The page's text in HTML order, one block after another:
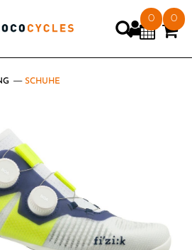
0 0
SCHUHE